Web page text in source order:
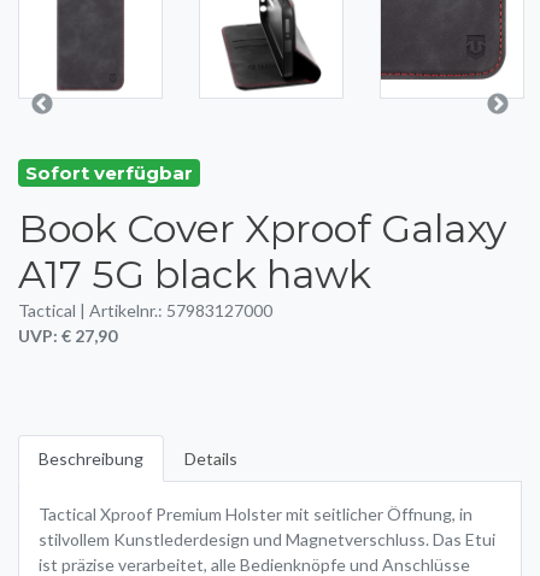
Sofort verfügbar
Book Cover Xproof Galaxy
A17 5G black hawk
Tactical | Artikelnr.: 57983127000
UVP: € 27,90
Beschreibung Details
Tactical Xproof Premium Holster mit seitlicher Öffnung, in
stilvollem Kunstlederdesign und Magnetverschluss. Das Etui
ist präzise verarbeitet, alle Bedienknöpfe und Anschlüsse